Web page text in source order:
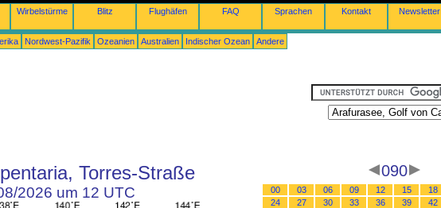
Wirbelstürme Blitz Flughäfen FAQ Sprachen Kontakt Newsletter
Nordwest-Pazifik Ozeanien Australien Indischer Ozean Andere
Torres-Straße
2026 um 12 UTC
090
00 03 06 09 12 15 18
24
27 30 33 36 39 42